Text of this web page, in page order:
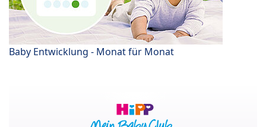
Baby Entwicklung - Monat für Monat